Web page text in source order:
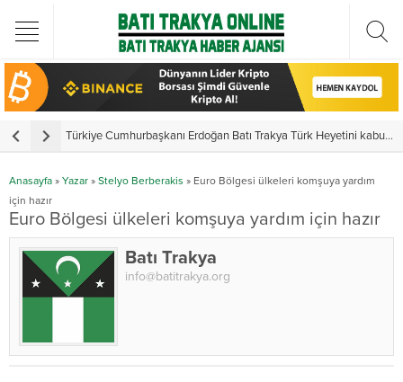
Türkiye Cumhurbaşkanı Erdoğan Batı Trakya Türk Heyetini kabul etti
Anasayfa » Yazar » Stelyo Berberakis » Euro Bölgesi ülkeleri komşuya yardım
için hazır
Euro Bölgesi ülkeleri komşuya yardım için hazır
Batı Trakya
info@batitrakya.org